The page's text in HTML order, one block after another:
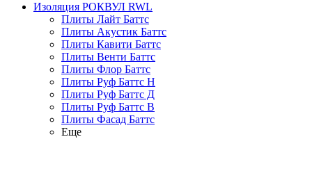
Изоляция РОКВУЛ RWL
Плиты Лайт Баттс
Плиты Акустик Баттс
Плиты Кавити Баттс
Плиты Венти Баттс
Плиты Флор Баттс
Плиты Руф Баттс Н
Плиты Руф Баттс Д
Плиты Руф Баттс В
Плиты Фасад Баттс
Еще